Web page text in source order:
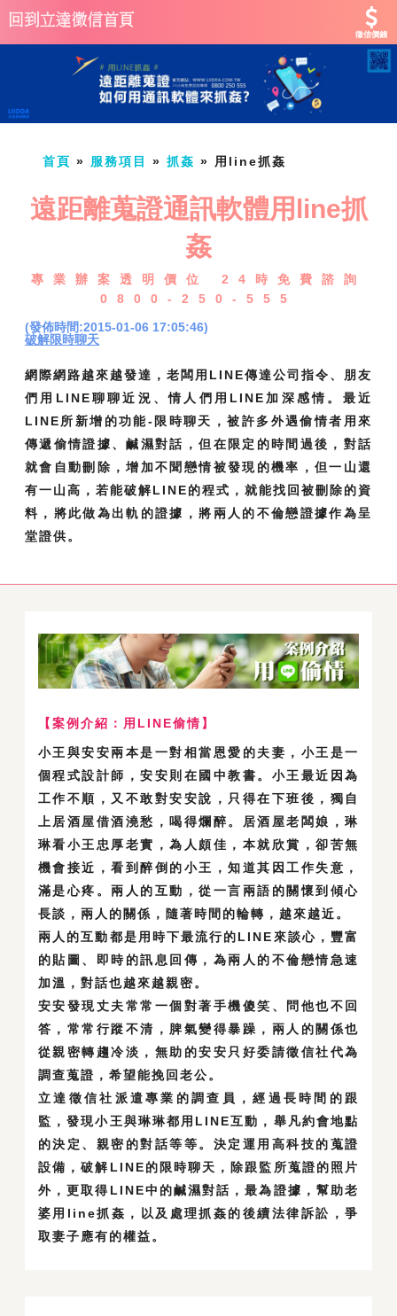
徵信價錢
首頁 » 服務項目 » 抓姦 » 用line抓姦
遠距離蒐證通訊軟體用line抓
姦
專業辦案透明價位 24時免費諮詢
0800-250-555
(發佈時間:2015-01-06 17:05:46)
破解限時聊天
網際網路越來越發達，老闆用LINE傳達公司指令、朋友
們用LINE聊聊近況、情人們用LINE加深感情。最近
LINE所新增的功能-限時聊天，被許多外遇偷情者用來
傳遞偷情證據、鹹濕對話，但在限定的時間過後，對話
就會自動刪除，增加不聞戀情被發現的機率，但一山還
有一山高，若能破解LINE的程式，就能找回被刪除的資
料，將此做為出軌的證據，將兩人的不倫戀證據作為呈
堂證供。
【案例介紹：用LINE偷情】
小王與安安兩本是一對相當恩愛的夫妻，小王是一
個程式設計師，安安則在國中教書。小王最近因為
工作不順，又不敢對安安說，只得在下班後，獨自
上居酒屋借酒澆愁，喝得爛醉。居酒屋老闆娘，琳
琳看小王忠厚老實，為人頗佳，本就欣賞，卻苦無
機會接近，看到醉倒的小王，知道其因工作失意，
滿是心疼。兩人的互動，從一言兩語的關懷到傾心
長談，兩人的關係，隨著時間的輪轉，越來越近。
兩人的互動都是用時下最流行的LINE來談心，豐富
的貼圖、即時的訊息回傳，為兩人的不倫戀情急速
加溫，對話也越來越親密。
安安發現丈夫常常一個對著手機傻笑、問他也不回
答，常常行蹤不清，脾氣變得暴躁，兩人的關係也
從親密轉趨冷淡，無助的安安只好委請徵信社代為
調查蒐證，希望能挽回老公。
立達徵信社派遣專業的調查員，經過長時間的跟
監，發現小王與琳琳都用LINE互動，舉凡約會地點
的決定、親密的對話等等。決定運用高科技的蒐證
設備，破解LINE的限時聊天，除跟監所蒐證的照片
外，更取得LINE中的鹹濕對話，最為證據，幫助老
婆用line抓姦，以及處理抓姦的後續法律訴訟，爭
取妻子應有的權益。